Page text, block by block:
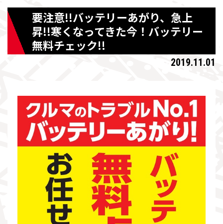
要注意!!バッテリーあがり、急上
昇!!寒くなってきた今！バッテリー
無料チェック!!
2019.11.01